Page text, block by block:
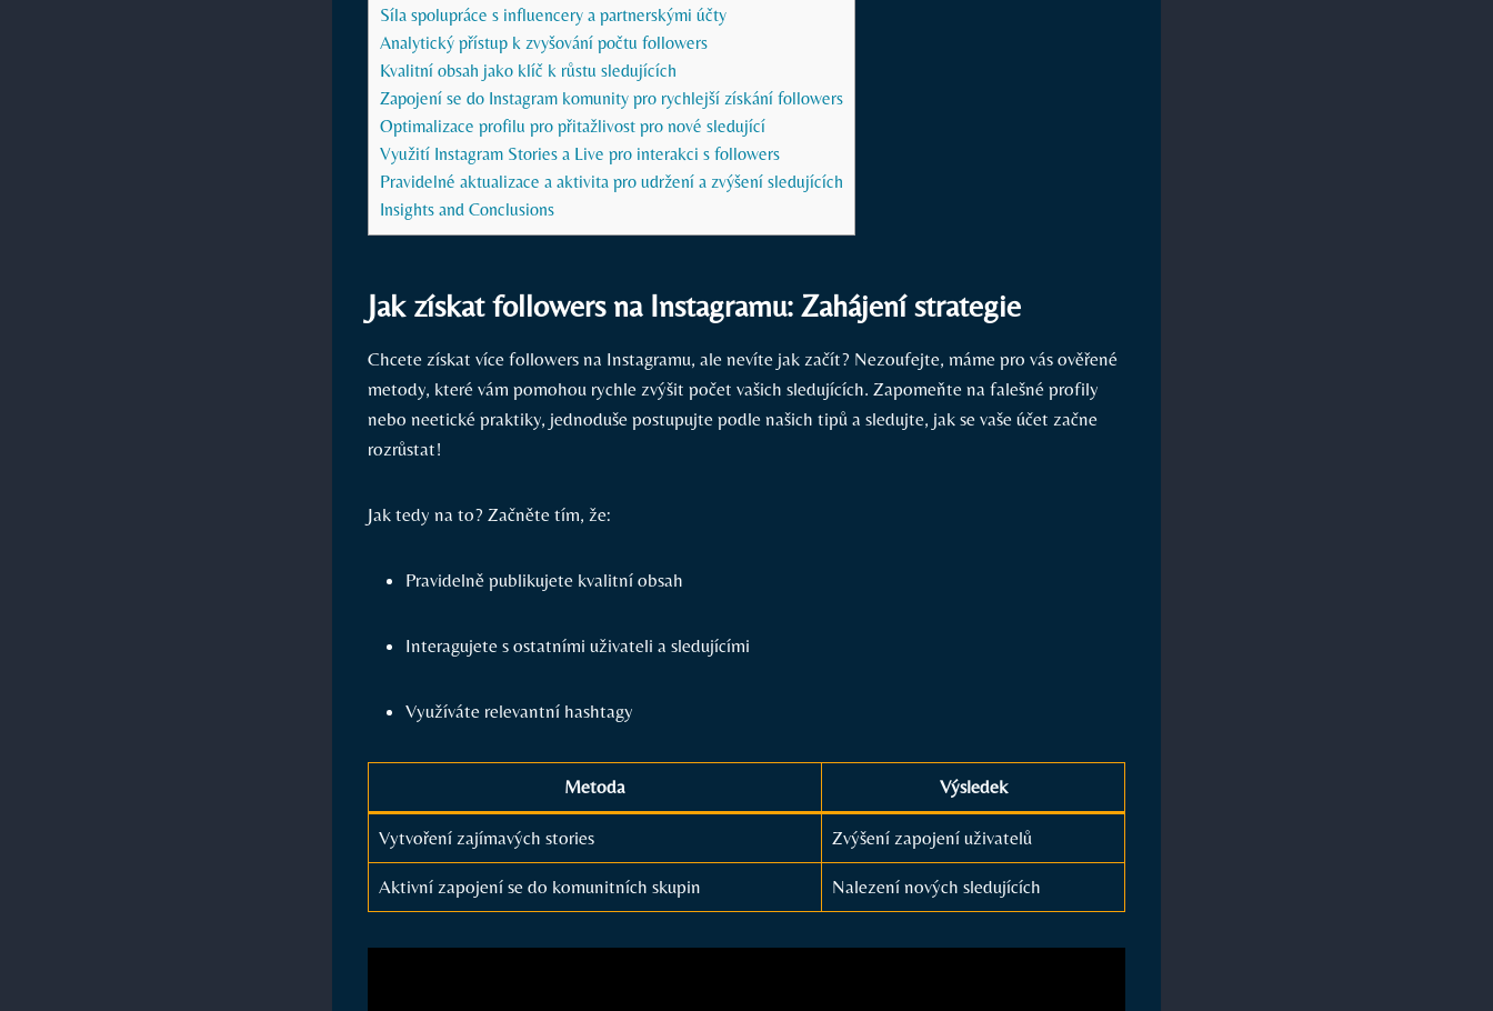
Síla spolupráce s influencery a partnerskými účty
Analytický přístup k zvyšování počtu followers
Kvalitní obsah jako klíč k růstu sledujících
Zapojení se do Instagram komunity pro rychlejší získání followers
Optimalizace profilu pro přitažlivost pro nové sledující
Využití Instagram Stories a Live pro interakci s followers
Pravidelné aktualizace a aktivita pro udržení a zvýšení sledujících
Insights and Conclusions
Jak získat followers na Instagramu: Zahájení strategie
Chcete získat více followers na Instagramu, ale nevíte jak začít? Nezoufejte, máme pro vás ověřené
metody, které vám pomohou rychle zvýšit počet vašich sledujících. Zapomeňte na falešné profily
nebo neetické praktiky, jednoduše postupujte podle našich tipů a sledujte, jak se vaše účet začne
rozrůstat!
Jak tedy na to? Začněte tím, že:
Pravidelně publikujete kvalitní obsah
Interagujete s ostatními uživateli a sledujícími
Využíváte relevantní hashtagy
Metoda Výsledek
Vytvoření zajímavých stories Zvýšení zapojení uživatelů
Aktivní zapojení se do komunitních skupin Nalezení nových sledujících